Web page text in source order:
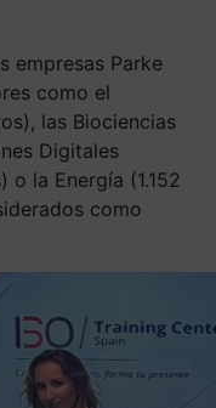
empresas Parke
como el
las Biociencias
Digitales
o la Energía (1.152
como